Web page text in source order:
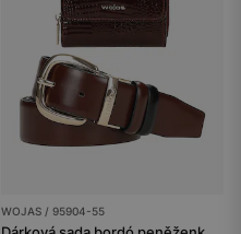
WOJAS / 95904-55